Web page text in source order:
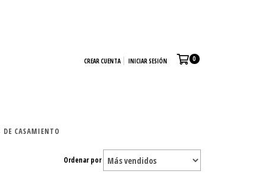
CREAR CUENTA INICIAR SESIÓN 0
DE CASAMIENTO
Ordenar por